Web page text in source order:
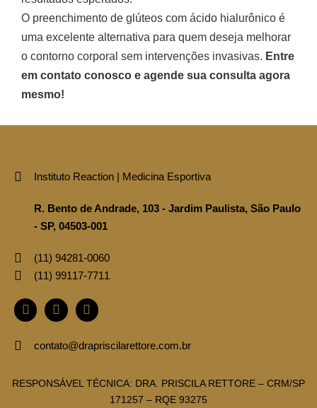
O preenchimento de glúteos com ácido hialurônico é
uma excelente alternativa para quem deseja melhorar
o contorno corporal sem intervenções invasivas. Entre
em contato conosco e agende sua consulta agora
mesmo!
Instituto Reaction | Medicina Esportiva
R. Bento de Andrade, 103 - Jardim Paulista, São Paulo
- SP, 04503-001
(11)‪ 94281‑0060‬
(11) ‪99117‑7711‬
contato@drapriscilarettore.com.br
RESPONSÁVEL TÉCNICA: DRA. PRISCILA RETTORE – CRM/SP
171257 – RQE 93275